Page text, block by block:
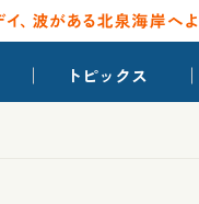
トピックス